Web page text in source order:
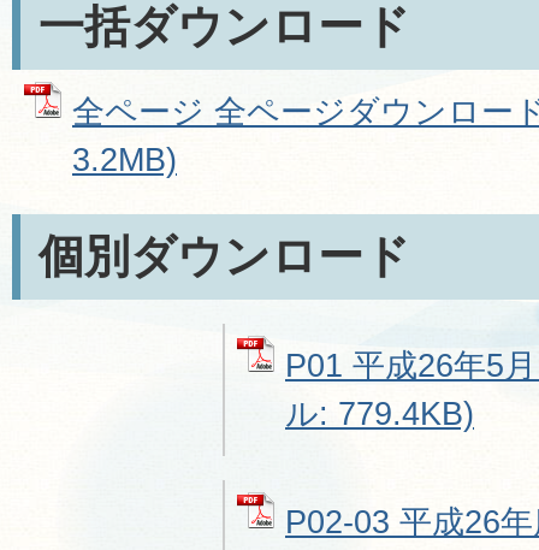
一括ダウンロード
全ページ 全ページダウンロー
3.2MB)
個別ダウンロード
P01 平成26年5
ル: 779.4KB)
P02-03 平成26